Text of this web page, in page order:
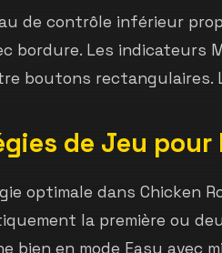
de contrôle inférieur
bordure. Les indicateurs
boutons rectangulaires.
de Jeu pour
optimale dans Chicken
la première ou
bien en mode Easy avec